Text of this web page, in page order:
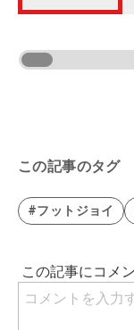
この記事のタグ
#フットジョイ